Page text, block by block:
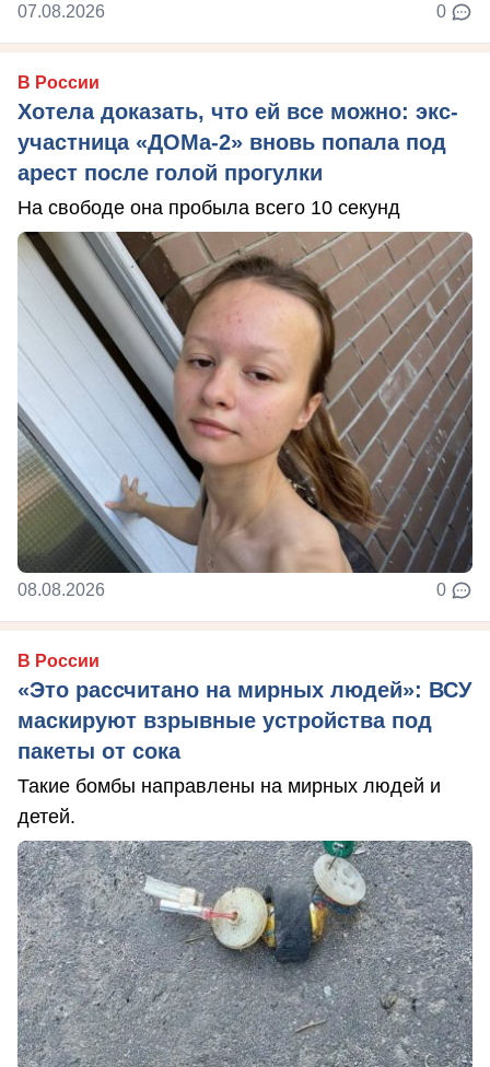
07.08.2026 0
В России
Хотела доказать, что ей все можно: экс-
участница «ДОМа-2» вновь попала под
арест после голой прогулки
На свободе она пробыла всего 10 секунд
08.08.2026 0
В России
«Это рассчитано на мирных людей»: ВСУ
маскируют взрывные устройства под
пакеты от сока
Такие бомбы направлены на мирных людей и
детей.